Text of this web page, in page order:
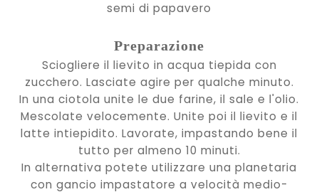
semi di papavero
Preparazione
Sciogliere il lievito in acqua tiepida con
zucchero. Lasciate agire per qualche minuto.
In una ciotola unite le due farine, il sale e l'olio.
Mescolate velocemente. Unite poi il lievito e il
latte intiepidito. Lavorate, impastando bene il
tutto per almeno 10 minuti.
In alternativa potete utilizzare una planetaria
con gancio impastatore a velocità medio-